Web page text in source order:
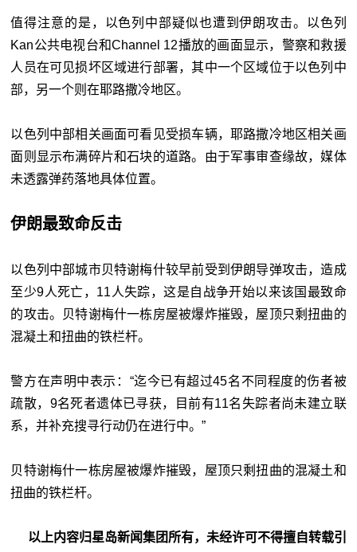
值得注意的是，以色列中部疑似也遭到伊朗攻击。以色列
Kan公共电视台和Channel 12播放的画面显示，警察和救援
人员在可见损坏区域进行部署，其中一个区域位于以色列中
部，另一个则在耶路撒冷地区。
以色列中部相关画面可看见受损车辆，耶路撒冷地区相关画
面则显示布满碎片和石块的道路。由于军事审查缘故，媒体
未透露弹药落地具体位置。
伊朗最致命反击
以色列中部城市贝特谢梅什较早前受到伊朗导弹攻击，造成
至少9人死亡，11人失踪，这是自战争开始以来该国最致命
的攻击。贝特谢梅什一栋房屋被爆炸摧毁，屋顶只剩扭曲的
混凝土和扭曲的铁栏杆。
警方在声明中表示：“迄今已有超过45名不同程度的伤者被
疏散，9名死者遗体已寻获，目前有11名失踪者尚未建立联
系，并补充搜寻行动仍在进行中。”
贝特谢梅什一栋房屋被爆炸摧毁，屋顶只剩扭曲的混凝土和
扭曲的铁栏杆。
以上内容归星岛新闻集团所有，未经许可不得擅自转载引